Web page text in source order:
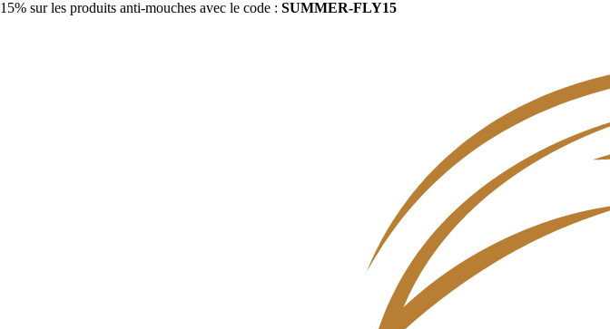
15% sur les produits anti-mouches avec le code : SUMMER-FLY15